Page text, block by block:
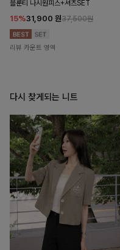
블룬티 나시원피스+셔츠SET
15%31,900 원37,500원
리뷰 카운트 영역
다시 찾게되는 니트